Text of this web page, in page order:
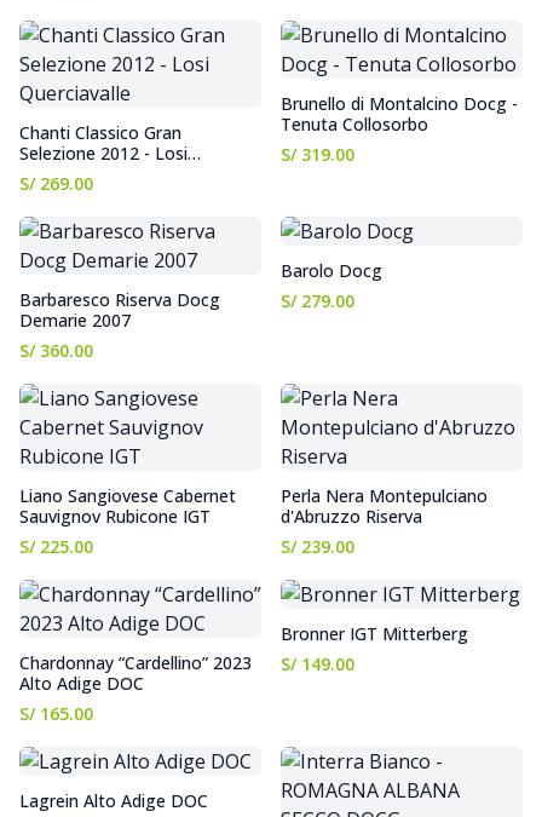
Chanti Classico Gran
Selezione 2012 - Losi
Querciavalle
S/ 269.00
Brunello di Montalcino Docg -
Tenuta Collosorbo
S/ 319.00
Barbaresco Riserva Docg
Demarie 2007
S/ 360.00
Barolo Docg
S/ 279.00
Liano Sangiovese Cabernet
Sauvignov Rubicone IGT
S/ 225.00
Perla Nera Montepulciano
d'Abruzzo Riserva
S/ 239.00
Chardonnay “Cardellino” 2023
Alto Adige DOC
S/ 165.00
Bronner IGT Mitterberg
S/ 149.00
Lagrein Alto Adige DOC